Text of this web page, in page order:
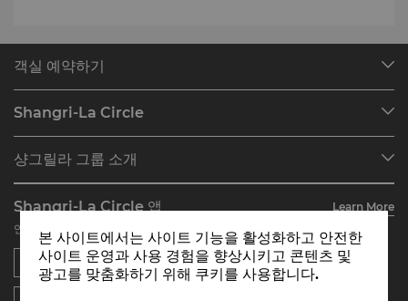
객실 예약하기
예약 찾기
레스토랑 및 바
Shangri-La Circle
Shangri-La Circle 가입하기
자주 묻는 질문
문의하기
샹그릴라 그룹 소개
호텔 브랜드
레지던스
레지던스
문의하기
채용
글로벌 시티즌십
Shangri-La Circle 앱
Learn More
언제 어디서나 숙박, 다이닝, 쇼핑을 즐기세요
본 사이트에서는 사이트 기능을 활성화하고 안전한
사이트 운영과 사용 경험을 향상시키고 콘텐츠 및
광고를 맞춤화하기 위해 쿠키를 사용합니다.